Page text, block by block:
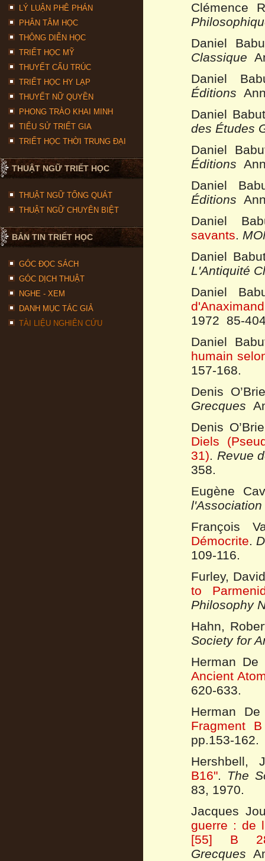
LÝ LUẬN PHÊ PHÁN
PHÂN TÂM HỌC
THÔNG DIỄN HỌC
TRIẾT HỌC MỸ
THUYẾT CẤU TRÚC
TRIẾT HỌC HY LẠP
THUYẾT NỮ QUYỀN
PHONG TRÀO KHAI MINH
TIỂU SỬ TRIẾT GIA
TRIẾT HỌC THỜI TRUNG ĐẠI
THUẬT NGỮ TRIẾT HỌC
THUẬT NGỮ TỔNG QUÁT
THUẬT NGỮ CHUYÊN BIỆT
BẢN TIN TRIẾT HỌC
GÓC ĐỌC SÁCH
GÓC DỊCH THUẬT
NGHE - XEM
DANH MỤC TÁC GIẢ
TÀI LIỆU NGHIÊN CỨU
Clémence
Daniel
Classique
Daniel
Éditions
Daniel
des Études
Daniel
Éditions
Daniel
Éditions
Daniel
savants.
Daniel
L'Antiquité
Daniel
1972 85-
Daniel
humain
157-168.
Denis
Grecques
Denis
Diels
31). Revue
358.
Eugène
François
Démocrite.
109-116.
Furley,
to
Philosophy
Hahn,
Society for
Herman
Ancient
620-633.
Herman
Fragment
pp.153-162.
Hershbell,
B16". The
83, 1970.
Jacques
guerre : de
[55] B
Grecques